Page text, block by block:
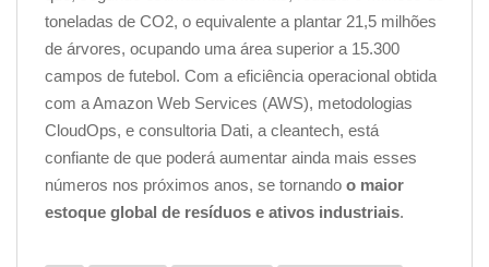
toneladas de CO2, o equivalente a plantar 21,5 milhões
de árvores, ocupando uma área superior a 15.300
campos de futebol. Com a eficiência operacional obtida
com a Amazon Web Services (AWS), metodologias
CloudOps, e consultoria Dati, a cleantech, está
confiante de que poderá aumentar ainda mais esses
números nos próximos anos, se tornando o maior
estoque global de resíduos e ativos industriais.